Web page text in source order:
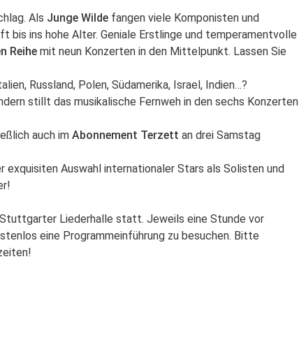
Als Junge Wilde fangen viele Komponisten und
bis ins hohe Alter. Geniale Erstlinge und temperamentvolle
Reihe mit neun Konzerten in den Mittelpunkt. Lassen Sie
Russland, Polen, Südamerika, Israel, Indien…?
stillt das musikalische Fernweh in den sechs Konzerten
auch im Abonnement Terzett an drei Samstag
exquisiten Auswahl internationaler Stars als Solisten und
Liederhalle statt. Jeweils eine Stunde vor
eine Programmeinführung zu besuchen. Bitte